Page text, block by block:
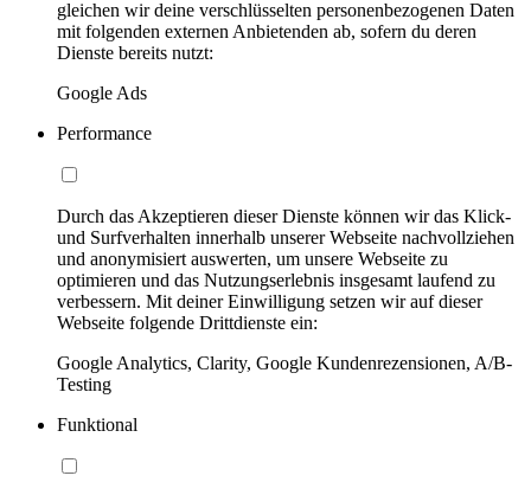
gleichen wir deine verschlüsselten personenbezogenen Daten
mit folgenden externen Anbietenden ab, sofern du deren
Dienste bereits nutzt:
Google Ads
Performance
Durch das Akzeptieren dieser Dienste können wir das Klick-
und Surfverhalten innerhalb unserer Webseite nachvollziehen
und anonymisiert auswerten, um unsere Webseite zu
optimieren und das Nutzungserlebnis insgesamt laufend zu
verbessern. Mit deiner Einwilligung setzen wir auf dieser
Webseite folgende Drittdienste ein:
Google Analytics, Clarity, Google Kundenrezensionen, A/B-
Testing
Funktional